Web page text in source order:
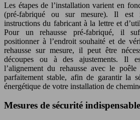
Les étapes de l’installation varient en
(pré-fabriqué ou sur mesure). Il est
instructions du fabricant à la lettre et
Pour un rehausse pré-fabriqué, il
positionner à l’endroit souhaité et de
rehausse sur mesure, il peut être
découpes ou à des ajustements. Il
l’alignement du rehausse avec le poêle
parfaitement stable, afin de garantir la
énergétique de votre installation de
Mesures de sécurité